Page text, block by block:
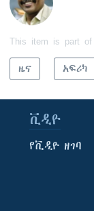
This item is part of
ዜና አፍሪካ
ቪዲዮ
የቪዲዮ ዘገባ